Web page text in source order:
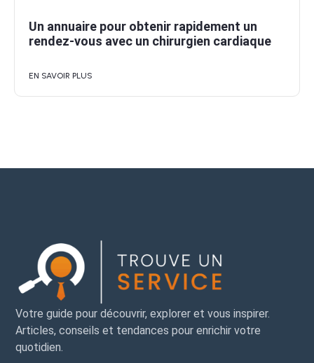
Un annuaire pour obtenir rapidement un
rendez-vous avec un chirurgien cardiaque
EN SAVOIR PLUS
Votre guide pour découvrir, explorer et vous inspirer.
Articles, conseils et tendances pour enrichir votre
quotidien.